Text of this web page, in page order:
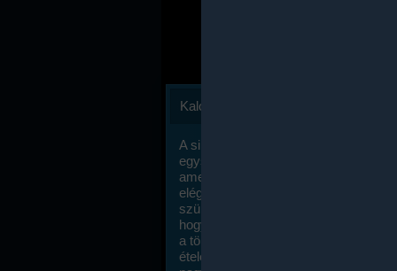
Kalóriaszámlálás
A sikeres fogyás titka valójában igen
egyszerű: égess több energiát, mint
amennyit beviszel. Természetesen
elég nagy fegyelemre és akaraterőre
szükség, de meglepődve fogod
hogy a kalóriaszámolás mennyire
a többi diétához képest. Itt nincsenek
ételek és a megengedett kalóriabevitelt